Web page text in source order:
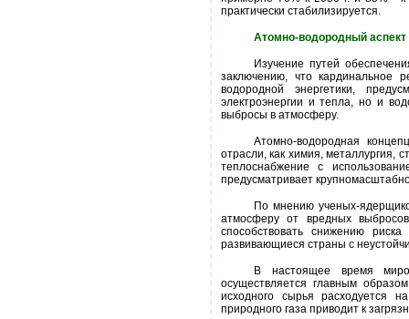
практически стабилизируется.
Атомно-водородный аспект
Изучение путей
заключению, что кардинальное
водородной энергетики,
электроэнергии и тепла, но и
выбросы в атмосферу.
Атомно-водородная
отрасли, как химия, металлургия,
теплоснабжение с
предусматривает
По мнению ученых-
атмосферу от вредных
способствовать снижению
развивающиеся страны с
В настоящее время
осуществляется главным
исходного сырья расходуется
природного газа приводит к